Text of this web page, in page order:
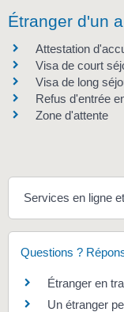
Étranger d'un
Attestation
Visa de court
Visa de long
Refus d'entrée
Zone d'attente
Services en ligne
Questions ?
Étranger en
Un étranger